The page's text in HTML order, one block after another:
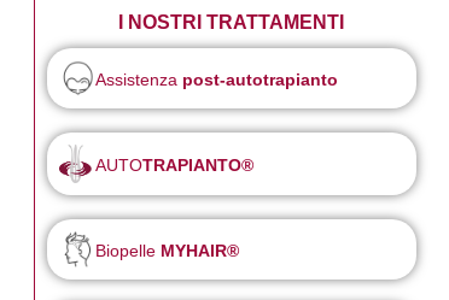
I NOSTRI TRATTAMENTI
Assistenza post-autotrapianto
AUTOTRAPIANTO®
Biopelle MYHAIR®